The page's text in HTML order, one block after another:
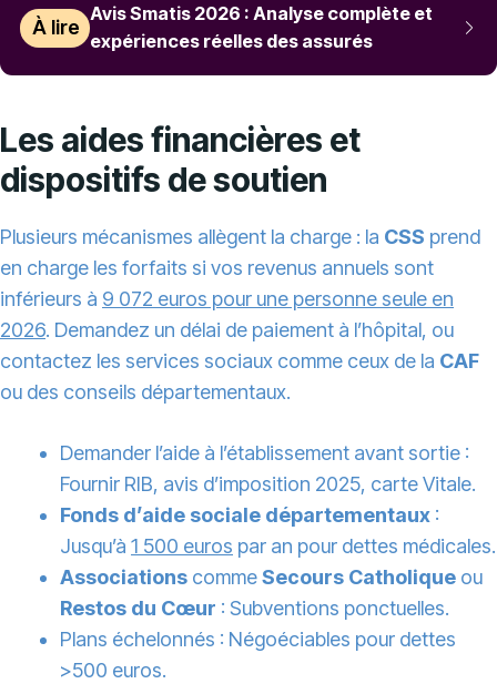
À lire
Avis Smatis 2026 : Analyse complète et
expériences réelles des assurés
Les aides financières et
dispositifs de soutien
Plusieurs mécanismes allègent la charge : la CSS prend
en charge les forfaits si vos revenus annuels sont
inférieurs à 9 072 euros pour une personne seule en
2026. Demandez un délai de paiement à l’hôpital, ou
contactez les services sociaux comme ceux de la CAF
ou des conseils départementaux.
Demander l’aide à l’établissement avant sortie :
Fournir RIB, avis d’imposition 2025, carte Vitale.
Fonds d’aide sociale départementaux :
Jusqu’à 1 500 euros par an pour dettes médicales.
Associations commeSecours Catholique ou
Restos du Cœur : Subventions ponctuelles.
Plans échelonnés : Négoéciables pour dettes
>500 euros.